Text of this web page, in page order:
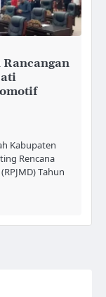
Rancangan
Kabupaten
Rencana
Tahun